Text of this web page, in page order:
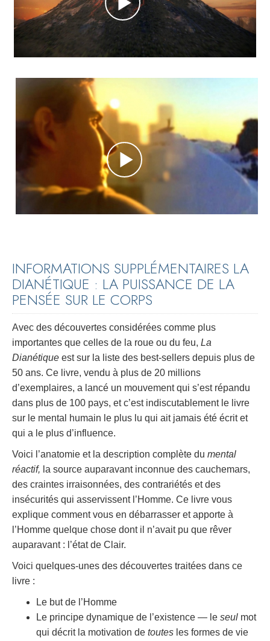
INFORMATIONS SUPPLÉMENTAIRES LA
DIANÉTIQUE : LA PUISSANCE DE LA
PENSÉE SUR LE CORPS
Avec des découvertes considérées comme plus
importantes que celles de la roue ou du feu, La
Dianétique est sur la liste des best-sellers depuis plus de
50 ans. Ce livre, vendu à plus de 20 millions
d’exemplaires, a lancé un mouvement qui s’est répandu
dans plus de 100 pays, et c’est indiscutablement le livre
sur le mental humain le plus lu qui ait jamais été écrit et
qui a le plus d’influence.
Voici l’anatomie et la description complète du mental
réactif, la source auparavant inconnue des cauchemars,
des craintes irraisonnées, des contrariétés et des
insécurités qui asservissent l’Homme. Ce livre vous
explique comment vous en débarrasser et apporte à
l’Homme quelque chose dont il n’avait pu que rêver
auparavant : l’état de Clair.
Voici quelques-unes des découvertes traitées dans ce
livre :
Le but de l’Homme
Le principe dynamique de l’existence — le seul mot
qui décrit la motivation de toutes les formes de vie